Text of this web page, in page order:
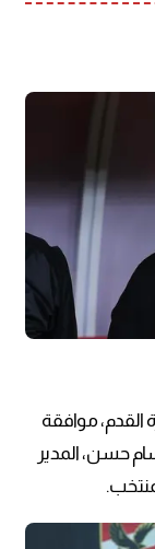
القدم، موافقة
حسن، المدير